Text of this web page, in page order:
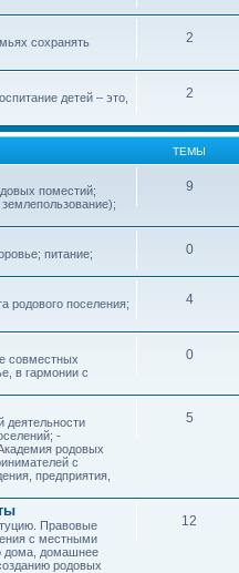
сохранять
2
детей – это,
2
ТЕМЫ
поместий;
9
питание;
0
родового поселения;
4
совместных
в гармонии с
0
деятельности
-
родовых
с
предприятия,
5
Правовые
с местными
дома, домашнее
родовых
12